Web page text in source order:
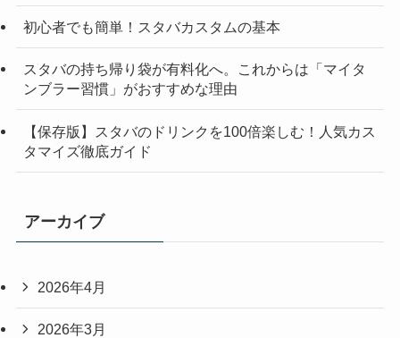
初心者でも簡単！スタバカスタムの基本
スタバの持ち帰り袋が有料化へ。これからは「マイタ
ンブラー習慣」がおすすめな理由
【保存版】スタバのドリンクを100倍楽しむ！人気カス
タマイズ徹底ガイド
アーカイブ
2026年4月
2026年3月